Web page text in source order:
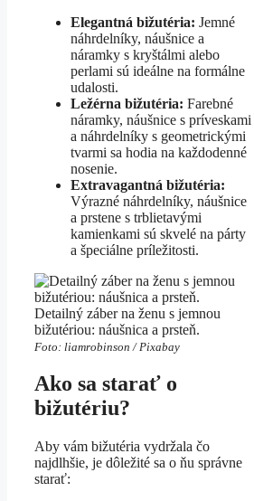
Elegantná bižutéria: Jemné
náhrdelníky, náušnice a
náramky s kryštálmi alebo
perlami sú ideálne na formálne
udalosti.
Ležérna bižutéria: Farebné
náramky, náušnice s príveskami
a náhrdelníky s geometrickými
tvarmi sa hodia na každodenné
nosenie.
Extravagantná bižutéria:
Výrazné náhrdelníky, náušnice
a prstene s trblietavými
kamienkami sú skvelé na párty
a špeciálne príležitosti.
Detailný záber na ženu s jemnou
bižutériou: náušnica a prsteň.
Foto: liamrobinson / Pixabay
Ako sa starať o
bižutériu?
Aby vám bižutéria vydržala čo
najdlhšie, je dôležité sa o ňu správne
starať: